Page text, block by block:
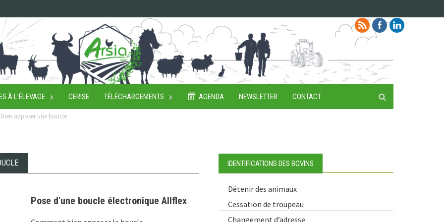
À L’ÉLEVAGE CERISE TÉLÉCHARGEMENTS AGENDA NEWSLETTER CONTACT
apposer une boucle
Pose d'une boucle électronique Allflex
IDENTIFICATIONS DES BOVINS
Détenir des animaux
Cessation de troupeau
Changement d’adresse